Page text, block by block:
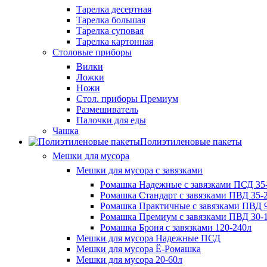
Тарелка десертная
Тарелка большая
Тарелка суповая
Тарелка картонная
Столовые приборы
Вилки
Ложки
Ножи
Стол. приборы Премиум
Размешиватель
Палочки для еды
Чашка
Полиэтиленовые пакеты
Мешки для мусора
Мешки для мусора с завязками
Ромашка Надежные с завязками ПСД
Ромашка Стандарт с завязками ПВД 35-
Ромашка Практичные с завязками ПВД
Ромашка Премиум с завязками ПВД 30-
Ромашка Броня с завязками 120-240л
Мешки для мусора Надежные ПСД
Мешки для мусора Ё-Ромашка
Мешки для мусора 20-60л